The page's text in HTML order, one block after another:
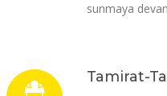
sunmaya
Tamirat-